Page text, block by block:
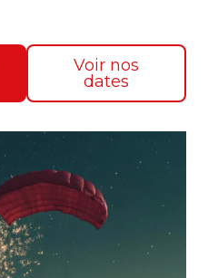
Voir nos
dates